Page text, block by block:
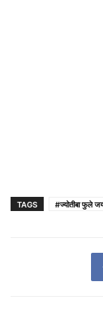
TAGS #ज्योतीबा फुले